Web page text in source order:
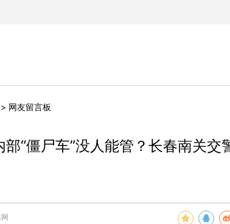
> 网友留言板
“僵尸车”没人能管？长春南关交